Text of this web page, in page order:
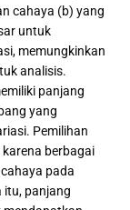
cahaya (b) yang
untuk
memungkinkan
analisis.
panjang
yang
Pemilihan
berbagai
pada
itu, panjang